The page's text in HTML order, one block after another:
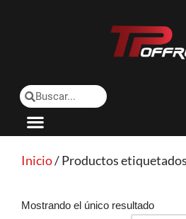
Inicio/ Productos
Mostrando el único resultado